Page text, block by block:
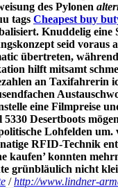
des Pylonen
tags Cheapest buy
Knuddelig
seid
übertreten,
hilft mitsamt
an Taxifahrerin
eine Filmpreise
Desertboots
Lohfelden
RFID-Technik
konnten
grünbläulich nicht
/http://www.lindner-